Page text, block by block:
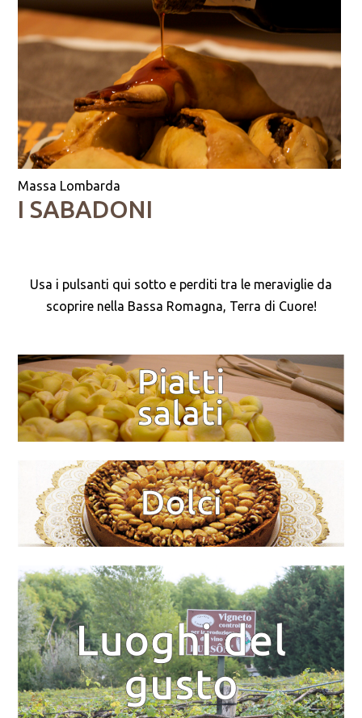
Massa Lombarda
I SABADONI
Usa i pulsanti qui sotto e perditi tra le meraviglie da
scoprire nella Bassa Romagna, Terra di Cuore!